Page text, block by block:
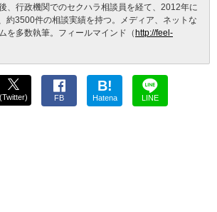
、行政機関でのセクハラ相談員を経て、2012年に
約3500件の相談実績を持つ。メディア、ネットな
を多数執筆。フィールマインド（http://feel-
(Twitter) FB
B!
Hatena LINE